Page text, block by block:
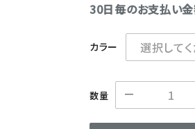
30日毎のお支払い
カラー
数量